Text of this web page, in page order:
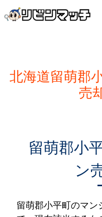
北海道留萌郡
売
留萌郡小
ン
留萌郡小平町のマ